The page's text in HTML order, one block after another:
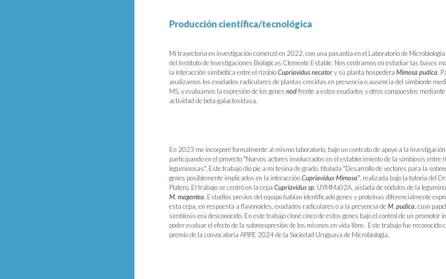
Producción científica/tecnológica
Mi trayectoria en investigación comenzó en 2022, con una pasantía en el Laboratorio de
del Instituto de Investigaciones Biológicas Clemente Estable. Nos centramos en estudiar las bases
la interacción simbiótica entre el rizobioCupriavidusnecatory su planta hospedera Mimosa pudica.
analizamos los exudados radiculares de plantas crecidas en presencia o ausencia del simbionte
MS, y evaluamos la expresión de los genes nodfrente a estos exudados y otros compuestos
actividad de beta-galactosidasa.
En 2023 me incorporé formalmente al mismo laboratorio, bajo un contrato de apoyo a la investigación,
participando en el proyecto "Nuevos actores involucrados en el establecimiento de la simbiosis entre
leguminosas". Este trabajo dio pie a mi tesina de grado, titulada "Desarrollo de vectores para la
genes posiblemente implicados en la interacción Cupriavidus-Mimosa" , realizada bajo la tutoría del
Platero. El trabajo se centró en la cepa Cupriavidussp. UYMMa02A, aislada de nódulos de la
M. magentea. Estudios previos del equipo habían identificado genes y proteínas diferencialmente
esta cepa, en respuesta a flavonoides, exudados radiculares o a la presencia deM. pudica , cuyo
simbiosis era desconocido. En este trabajo cloné cinco de estos genes bajo el control de un promotor
poder evaluar el efecto de la sobreexpresión de los mismos en vida libre. Este trabajo fue reconocido
premio de la convocatoria APIPE 2024 de la Sociedad Uruguaya de Microbiología.